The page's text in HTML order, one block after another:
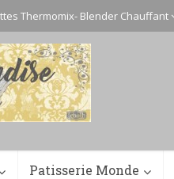
Thermomix- Blender Chauffant
Patisserie Monde